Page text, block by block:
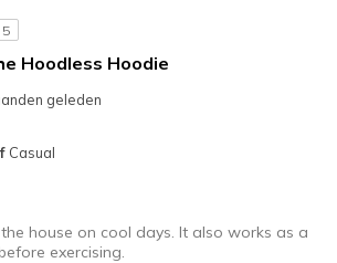
Feels true to width
Feels true to size
5
Hoodless Hoodie
geleden
Casual
house on cool days. It also works as a
exercising.